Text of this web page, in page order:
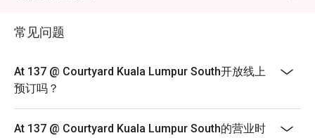
please edit your reservation. If you arrive with more
people than stated in your reservation you may lose
- Seating preference is subject to restaurant's
discretion. The restaurant may ask you to wait during
peak hour.
- Please show your reservation code upon arrival.
常见问题
At 137 @ Courtyard Kuala Lumpur South开放线上
预订吗？
At 137 @ Courtyard Kuala Lumpur South的营业时